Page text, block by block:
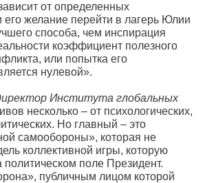
от определенных
желание перейти в лагерь Юлии
способа, чем инспирация
коэффициент полезного
или попытка его
нулевой».
Института глобальных
несколько – от психологических,
Но главный – это
самообороны», которая не
коллективной игры, которую
политическом поле Президент.
публичным лицом которой